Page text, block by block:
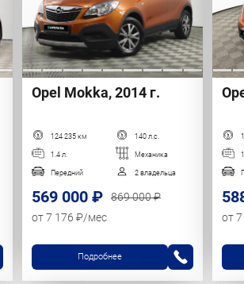
Opel Mokka, 2014 г.
124 235 км 140 л.с.
1.4 л. Механика
Передний 2 владельца
569 000 ₽
869 000 ₽
от 7 176 ₽/мес
Подробнее
от